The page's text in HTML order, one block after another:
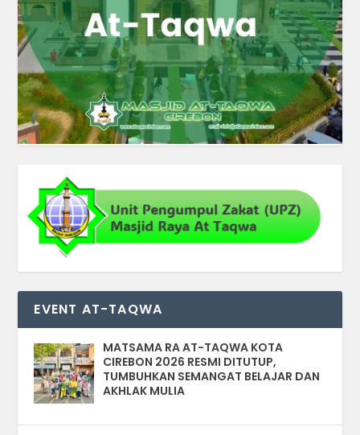
EVENT AT-TAQWA
MATSAMA RA AT-TAQWA KOTA
CIREBON 2026 RESMI DITUTUP,
TUMBUHKAN SEMANGAT BELAJAR DAN
AKHLAK MULIA